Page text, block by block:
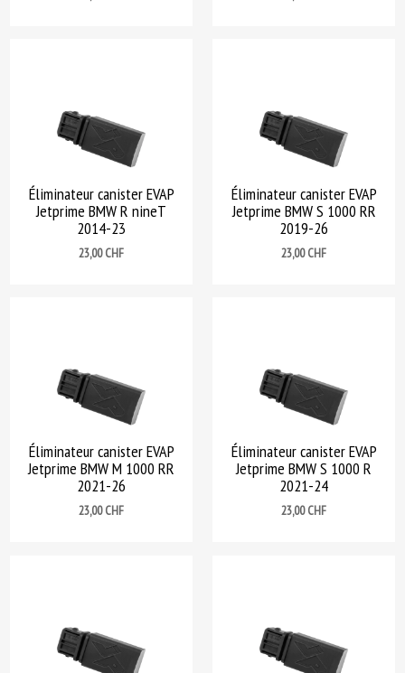
Éliminateur canister EVAP
Jetprime BMW R nineT
2014-23
Prix
23,00 CHF
Éliminateur canister EVAP
Jetprime BMW S 1000 RR
2019-26
Prix
23,00 CHF
Éliminateur canister EVAP
Jetprime BMW M 1000 RR
2021-26
Prix
23,00 CHF
Éliminateur canister EVAP
Jetprime BMW S 1000 R
2021-24
Prix
23,00 CHF